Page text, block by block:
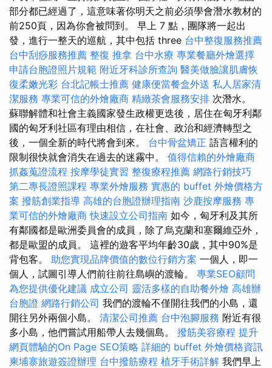
部分都已經過了，這意味著你明天之前必須學會潛水教材的
前250頁，因為你會被問到。 早上 7 點，團隊將一起出
發，進行一整天的巡航，其中包括 three 台中整復服務推薦
台中刮痧服務推薦 整復 推拿 台中水療 專業餐廳外燴選擇
申請台胞證照片規範 附近牙科診所查詢 醫美做臉讓肌膚恢
復柔嫩光彩 台北記帳士推薦 健康便當餐盒外送 私人居家清
潔服務 專業可信的外燴廠商 精緻茶會服務安排 次潛水。
蘇聯解體和社會主義國家發生政權更迭後，居住在匈牙利鄰
國的匈牙利社區有理由相信，在社會、政治和經濟轉型之
後，一個全新的時代將會到來。 台中骨盆矯正 語言權利的
限制很快就會消失在過去的迷霧中。 值得信賴的外燴廠商
抓姦蒐證流程 按摩學徒實習 整復療程推薦 網路行銷技巧
第二專長證照課程 專業外燴服務 實惠的 buffet 外燴價格方
案 撥筋創業指導 高雄的台胞證辦理指南 沙鹿按摩服務 專
業可信的外燴廠商 快速設立公司指南 如今，匈牙利及其所
有鄰國都是歐洲委員會的成員，除了烏克蘭和塞爾維亞外，
都是歐盟的成員。 這裡的遊客平均年齡30歲，其中90%是
背包客。 助您實現品牌價值的數位行銷方案 一個人，即一
個人，試圖引導人們前往前往島嶼的渡輪。 專業SEO顧問
為您提供優化建議 成立公司 靈活多樣的自助餐外燴 高雄辦
台胞證 網路行銷公司 我們的渡輪不僅開往我們的小島，還
開往另外兩個小島。 清潔公司推薦 台中泡腳服務 附近有很
多小島，他們嘗試用船帶人去幾個島。 撥筋美容療程 提升
網頁體驗的On Page SEO策略 詳細的 buffet 外燴價格資訊
柬埔寨旅遊簽證辦理 台中撥筋療程 植牙手術詳解 我們早上